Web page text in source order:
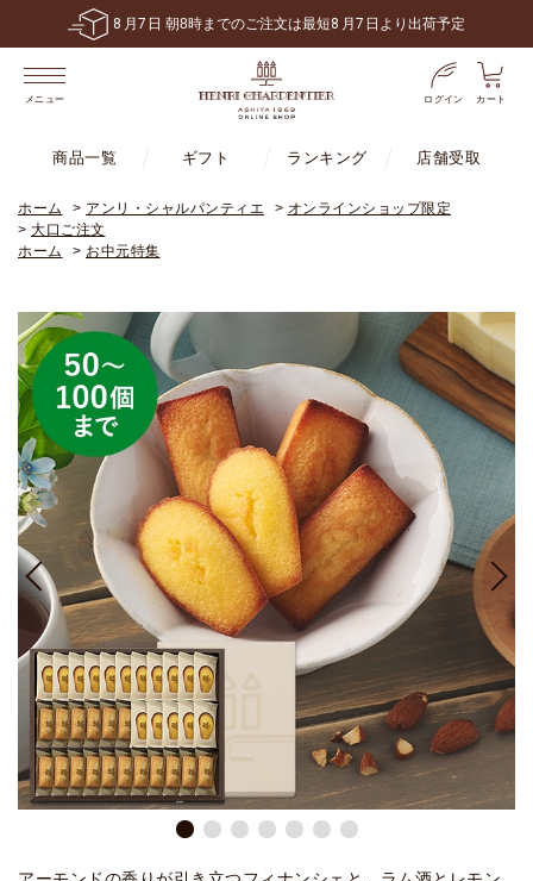
税込6,480円以上で送料無料！※一部地域・商品は除く
メニュー ログイン カート
商品一覧 ギフト ランキング 店舗受取
ホーム > アンリ・シャルパンティエ > オンラインショップ限定
> 大口ご注文
ホーム
> お中元特集